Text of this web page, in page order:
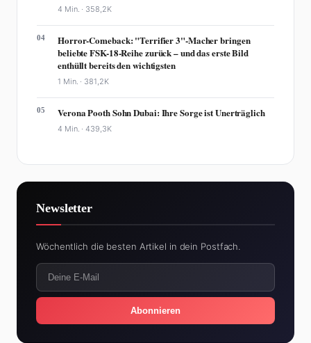
4 Min. · 358,2K
04
Horror-Comeback: "Terrifier 3"-Macher bringen
beliebte FSK-18-Reihe zurück – und das erste Bild
enthüllt bereits den wichtigsten
1 Min. · 381,2K
05 Verona Pooth Sohn Dubai: Ihre Sorge ist Unerträglich
4 Min. ·439,3K
Newsletter
Wöchentlich die besten Artikel in dein Postfach.
Abonnieren